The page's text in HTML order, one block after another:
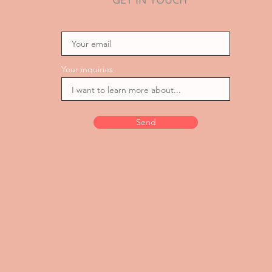
Your inquiries
Send